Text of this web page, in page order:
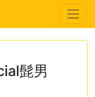
髭男